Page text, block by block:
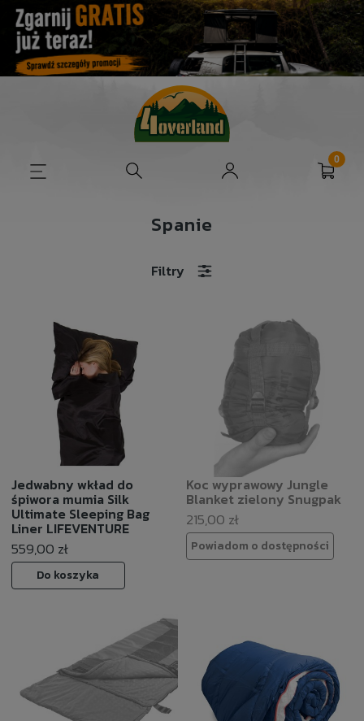
Spanie
Filtry
Jedwabny wkład do
śpiwora mumia Silk
Ultimate Sleeping Bag
Liner LIFEVENTURE
559,00 zł
Do koszyka
Koc wyprawowy Jungle
Blanket zielony Snugpak
215,00 zł
Powiadom o dostępności